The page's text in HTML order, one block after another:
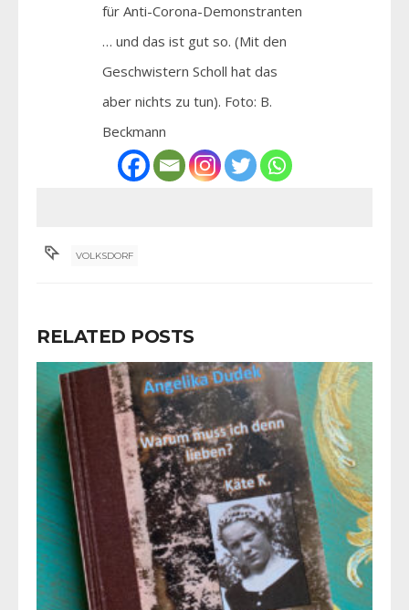
für Anti-Corona-Demonstranten
… und das ist gut so. (Mit den
Geschwistern Scholl hat das
aber nichts zu tun). Foto: B.
Beckmann
VOLKSDORF
RELATED POSTS